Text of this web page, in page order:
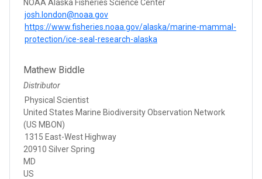
NOAA Alaska Fisheries Science Center
josh.london@noaa.gov
https://www.fisheries.noaa.gov/alaska/marine-mammal-
protection/ice-seal-research-alaska
Mathew Biddle
Distributor
Physical Scientist
United States Marine Biodiversity Observation Network
(US MBON)
1315 East-West Highway
20910 Silver Spring
MD
US